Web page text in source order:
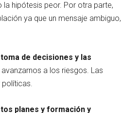
hipótesis peor. Por otra parte,
ya que un mensaje ambiguo,
de decisiones y las
a los riesgos. Las
planes y formación y